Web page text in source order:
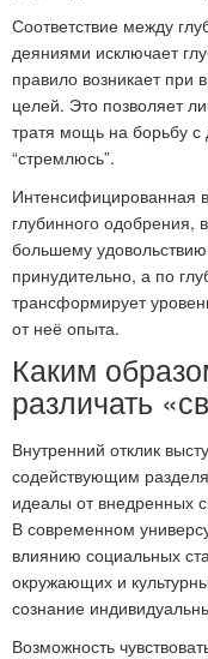
Соответствие между
деяниями исключает
правило возникает
целей. Это позволяет
тратя мощь на борьбу с
“стремлюсь”.
Интенсифицированная
глубинного одобрения,
большему
принудительно, а по
трансформирует
от неё опыта.
Каким
различать
Внутренний отклик
содействующим
идеалы от внедренных
В современном
влиянию социальных
окружающих и
сознание
Возможность